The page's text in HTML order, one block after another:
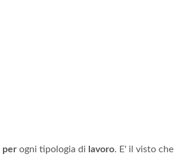
per ogni tipologia di lavoro. E' il visto che